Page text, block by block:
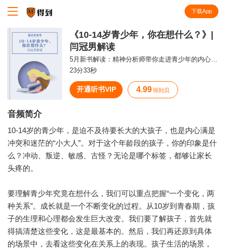
下载App
《10-14岁青少年，你在想什么？》|
闫冠男解读
5月新书解读：精神分析师带你走进青少年的内心世界。
23分33秒
开通听书VIP 4.99 得到贝
音频简介
10-14岁的青少年，是迫不及待要长大的大孩子，也是内心满是
冲突和迷茫的“小大人”。对于这个年龄段的孩子，你的印象是什
么？冲动、叛逆、敏感、古怪？无论是哪个标签，都够让家长
头疼的。
要理解青少年究竟在想什么，我们可以重点把握“一个变化，两
种关系”。成长就是一个不断变化的过程。从10岁到青春期，孩
子的生理和心理都会发生巨大改变。我们要了解孩子，首先就
得搞清楚这些变化，这是最基本的。然后，我们再还原到具体
的场景中，去看这些变化在关系上的表现。孩子生活的场景，